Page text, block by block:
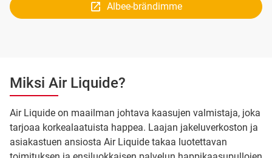
Albee-brändimme
Miksi Air Liquide?
Air Liquide on maailman johtava kaasujen valmistaja, joka
tarjoaa korkealaatuista happea. Laajan jakeluverkoston ja
asiakastuen ansiosta Air Liquide takaa luotettavan